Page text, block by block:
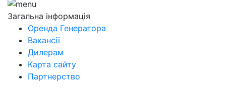
Загальна інформація
Оренда Генератора
Вакансії
Дилерам
Карта сайту
Партнерство